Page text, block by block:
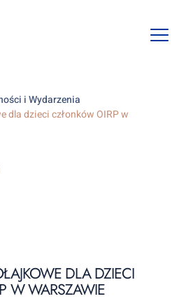
Open
i Wydarzenia
dla dzieci członków OIRP w
DLA DZIECI
W WARSZAWIE